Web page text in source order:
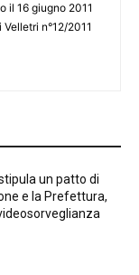
il 16 giugno 2011
n°12/2011
un patto di
e la Prefettura,